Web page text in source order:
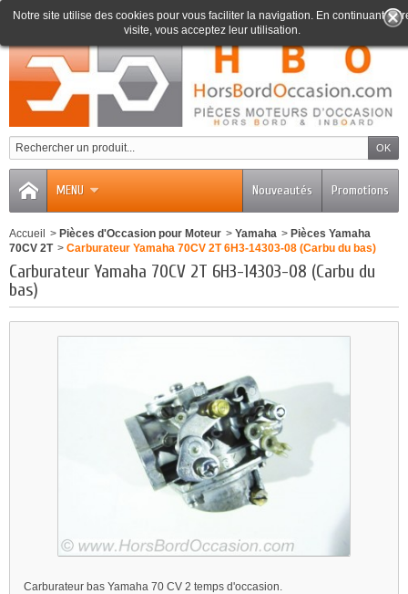
0
MENU Promotions
Nouveautés
Notre site utilise des cookies pour vous faciliter la navigation. En continuant
visite, vous acceptez leur utilisation.
Accueil > Pièces d'Occasion pour Moteur > Yamaha > Pièces Yamaha
70CV 2T > Carburateur Yamaha 70CV 2T 6H3-14303-08 (Carbu du bas)
Carburateur Yamaha 70CV 2T 6H3-14303-08 (Carbu du
bas)
Carburateur bas Yamaha 70 CV 2 temps d'occasion.